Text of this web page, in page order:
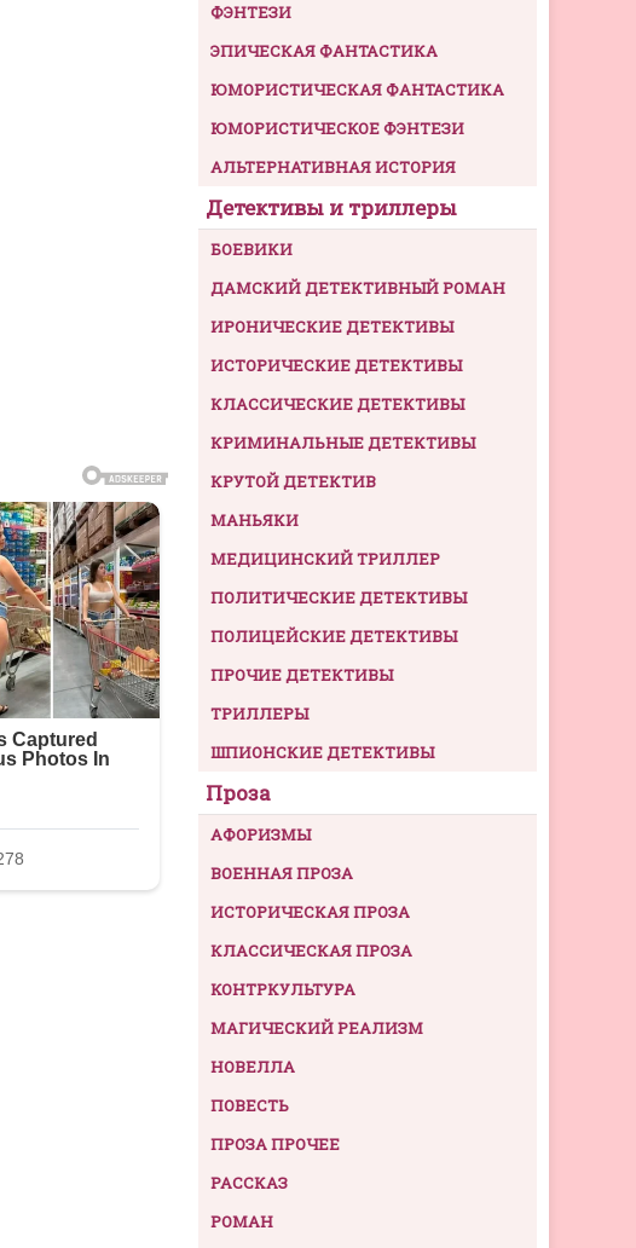
ФЭНТЕЗИ
ЭПИЧЕСКАЯ ФАНТАСТИКА
ЮМОРИСТИЧЕСКАЯ ФАНТАСТИКА
ЮМОРИСТИЧЕСКОЕ ФЭНТЕЗИ
АЛЬТЕРНАТИВНАЯ ИСТОРИЯ
Детективы и триллеры
БОЕВИКИ
ДАМСКИЙ ДЕТЕКТИВНЫЙ РОМАН
ИРОНИЧЕСКИЕ ДЕТЕКТИВЫ
ИСТОРИЧЕСКИЕ ДЕТЕКТИВЫ
КЛАССИЧЕСКИЕ ДЕТЕКТИВЫ
КРИМИНАЛЬНЫЕ ДЕТЕКТИВЫ
КРУТОЙ ДЕТЕКТИВ
МАНЬЯКИ
МЕДИЦИНСКИЙ ТРИЛЛЕР
ПОЛИТИЧЕСКИЕ ДЕТЕКТИВЫ
ПОЛИЦЕЙСКИЕ ДЕТЕКТИВЫ
ПРОЧИЕ ДЕТЕКТИВЫ
ТРИЛЛЕРЫ
ШПИОНСКИЕ ДЕТЕКТИВЫ
Проза
АФОРИЗМЫ
ВОЕННАЯ ПРОЗА
ИСТОРИЧЕСКАЯ ПРОЗА
КЛАССИЧЕСКАЯ ПРОЗА
КОНТРКУЛЬТУРА
МАГИЧЕСКИЙ РЕАЛИЗМ
НОВЕЛЛА
ПОВЕСТЬ
ПРОЗА ПРОЧЕЕ
РАССКАЗ
РОМАН